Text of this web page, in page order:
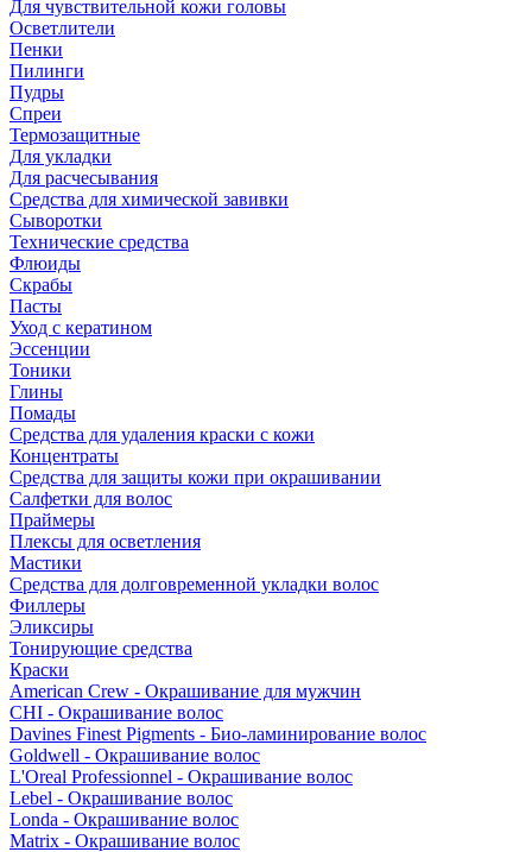
Для чувствительной кожи головы
Осветлители
Пенки
Пилинги
Пудры
Спреи
Термозащитные
Для укладки
Для расчесывания
Средства для химической завивки
Сыворотки
Технические средства
Флюиды
Скрабы
Пасты
Уход с кератином
Эссенции
Тоники
Глины
Помады
Средства для удаления краски с кожи
Концентраты
Средства для защиты кожи при окрашивании
Салфетки для волос
Праймеры
Плексы для осветления
Мастики
Средства для долговременной укладки волос
Филлеры
Эликсиры
Тонирующие средства
Краски
American Crew - Окрашивание для мужчин
CHI - Окрашивание волос
Davines Finest Pigments - Био-ламинирование волос
Goldwell - Окрашивание волос
L'Oreal Professionnel - Окрашивание волос
Lebel - Окрашивание волос
Londa - Окрашивание волос
Matrix - Окрашивание волос